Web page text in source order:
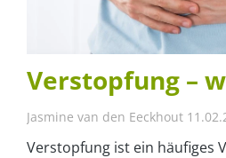
Verstopfung –
Jasmine van den Eeckhout
Verstopfung ist ein häufiges